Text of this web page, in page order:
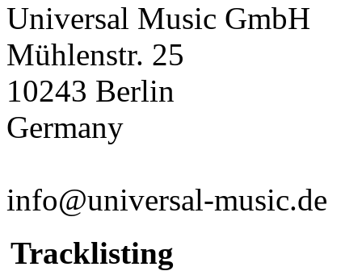
Universal Music GmbH
Mühlenstr. 25
10243 Berlin
Germany
info@universal-music.de
Tracklisting